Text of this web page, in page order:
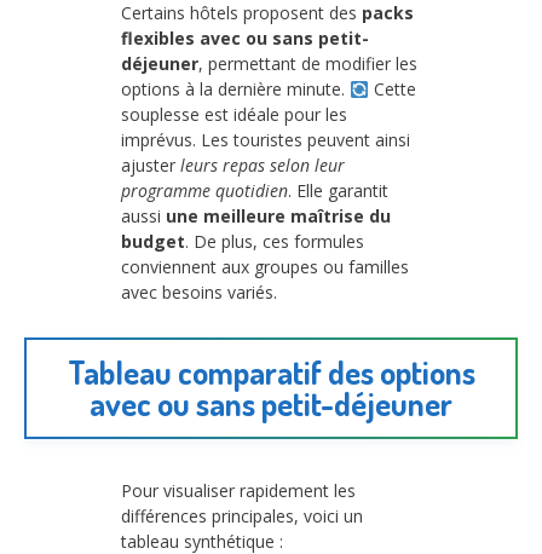
Certains hôtels proposent des packs
flexibles avec ou sans petit-
déjeuner, permettant de modifier les
options à la dernière minute.
Cette
souplesse est idéale pour les
imprévus. Les touristes peuvent ainsi
ajuster leurs repas selon leur
programme quotidien. Elle garantit
aussi une meilleure maîtrise du
budget. De plus, ces formules
conviennent aux groupes ou familles
avec besoins variés.
Tableau comparatif des options
avec ou sans petit-déjeuner
Pour visualiser rapidement les
différences principales, voici un
tableau synthétique :